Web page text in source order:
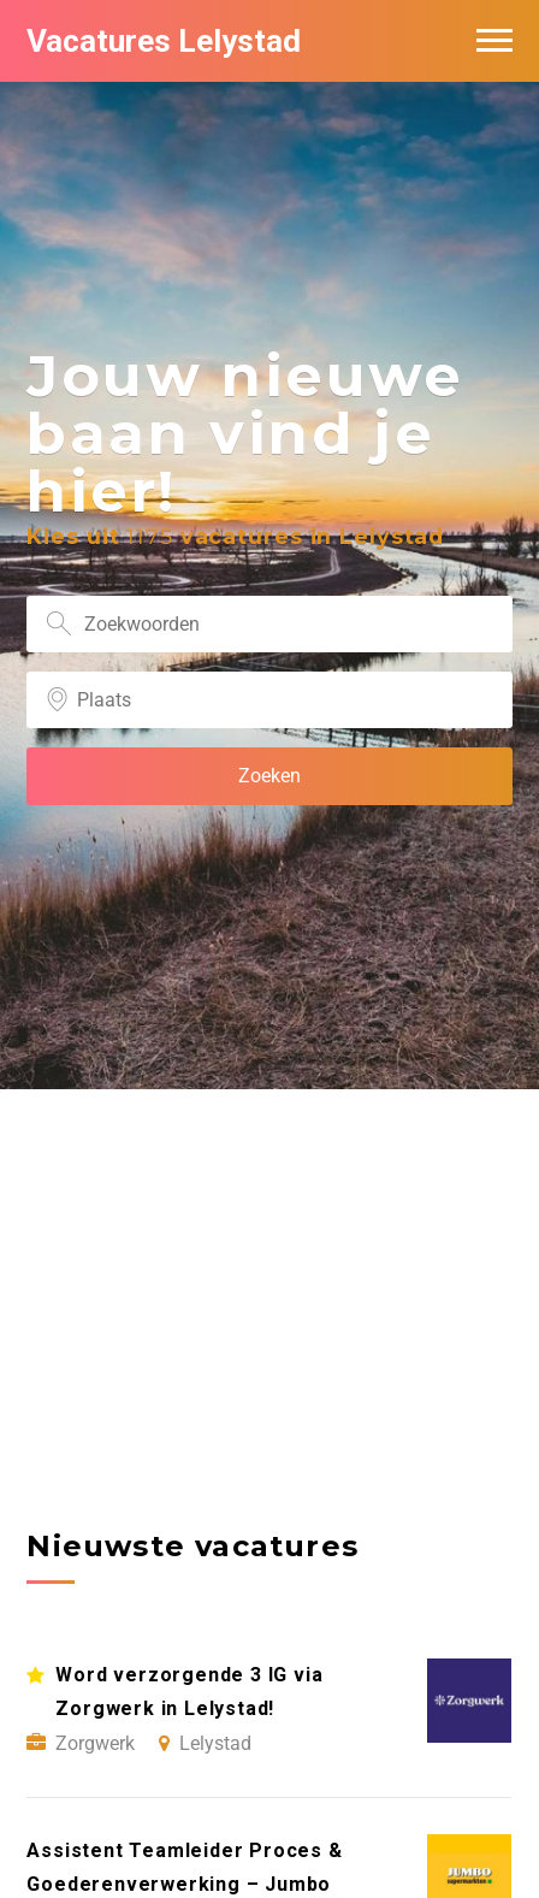
Vacatures Lelystad
Jouw nieuwe
baan vind je
hier!
Kies uit1175vacatures in Lelystad
Nieuwste vacatures
Word verzorgende 3 IG via
Zorgwerk in Lelystad!
Zorgwerk
Lelystad
Assistent Teamleider Proces &
Goederenverwerking – Jumbo
Vacatures per bedrijf in Lelystad
De populairste vacatures in Lelystad
Nieuwsbrief feed